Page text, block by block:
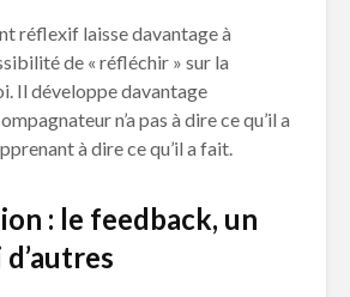
réflexif laisse davantage à
de « réfléchir » sur la
Il développe davantage
n’a pas à dire ce qu’il a
à dire ce qu’il a fait.
: le feedback, un